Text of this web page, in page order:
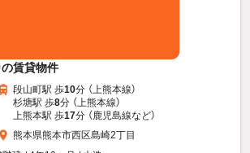
賃貸物件
段山町駅 歩10分 （上熊本線）
杉塘駅 歩8分 （上熊本線）
上熊本駅 歩17分 （鹿児島線など）
熊本県熊本市西区島崎2丁目